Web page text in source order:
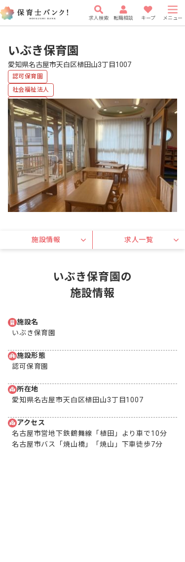
求人検索 転職相談 キープ メニュー
いぶき保育園
愛知県名古屋市天白区植田山3丁目1007
認可保育園
社会福祉法人
複数園あり
車通勤可
有給
施設情報 求人一覧
いぶき保育園の
施設情報
施設名
いぶき保育園
施設形態
認可保育園
所在地
愛知県名古屋市天白区植田山3丁目1007
アクセス
名古屋市営地下鉄鶴舞線「植田」より車で10分
名古屋市バス「焼山橋」「焼山」下車徒歩7分